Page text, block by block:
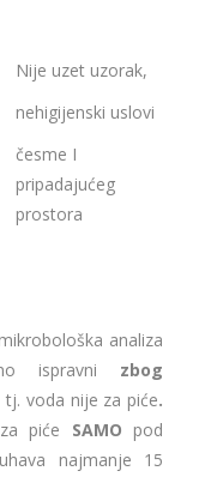
Nije uzet uzorak,
nehigijenski uslovi
česme I
pripadajućeg
prostora
analiza
ispravni zbog
tj. voda nije za piće.
piće SAMO pod
najmanje 15